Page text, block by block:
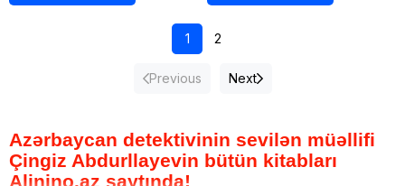
Previous
1 2
Next
Azərbaycan detektivinin sevilən müəllifi
Çingiz Abdurllayevin bütün kitabları
Alinino.az saytında!